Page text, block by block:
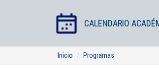
CALENDARIO
Inicio Programas